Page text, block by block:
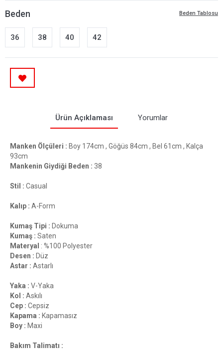
Beden Tablosu
Beden
36 38 40 42
Ürün Açıklaması Yorumlar
Manken Ölçüleri : Boy 174cm , Göğüs 84cm , Bel 61cm , Kalça
93cm
Mankenin Giydiği Beden : 38
Stil : Casual
Kalıp : A-Form
Kumaş Tipi : Dokuma
Kumaş : Saten
Materyal : %100 Polyester
Desen : Düz
Astar : Astarlı
Yaka : V-Yaka
Kol : Askılı
Cep : Cepsiz
Kapama : Kapamasız
Boy : Maxi
Bakım Talimatı :